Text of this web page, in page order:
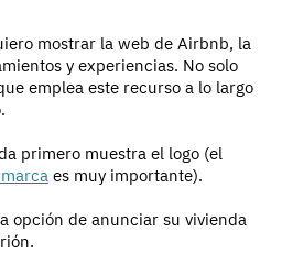
mostrar la web de Airbnb, la
y experiencias. No solo
emplea este recurso a lo largo
primero muestra el logo (el
es muy importante).
opción de anunciar su vivienda